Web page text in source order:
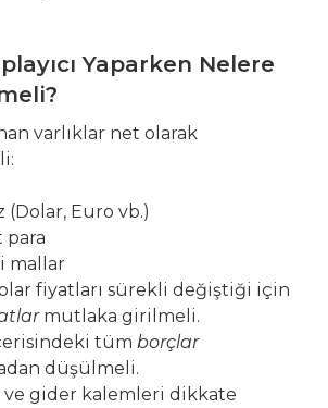
Yaparken Nelere
varlıklar net olarak
(Dolar, Euro vb.)
para
mallar
fiyatları sürekli değiştiği için
mutlaka girilmeli.
tüm borçlar
düşülmeli.
ve gider kalemleri dikkate